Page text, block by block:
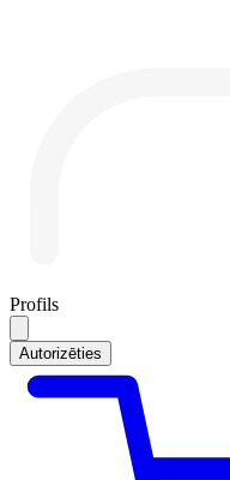
Profils
Autorizēties